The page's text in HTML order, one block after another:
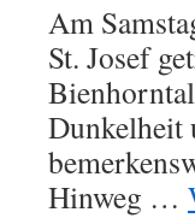
Am
St. Josef
Dunkelheit
Hinweg …